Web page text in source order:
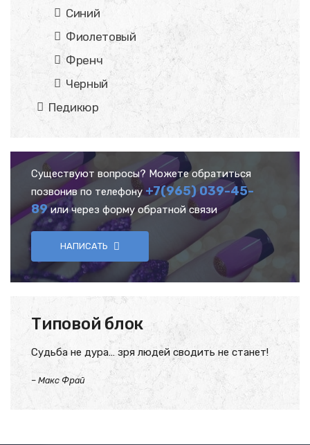
Синий
Фиолетовый
Френч
Черный
Педикюр
Существуют вопросы? Можете обратиться
позвонив по телефону +7(965) 039-45-
89 или через форму обратной связи
НАПИСАТЬ
Типовой блок
Судьба не дура… зря людей сводить не станет!
– Макс Фрай